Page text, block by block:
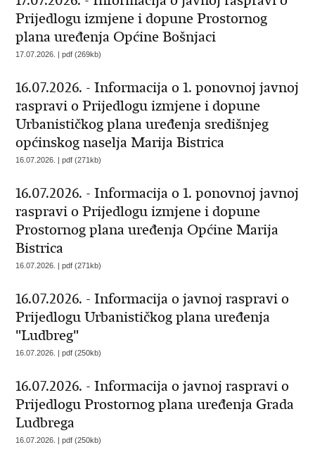
Prijedlogu izmjene i dopune Prostornog
plana uređenja Općine Bošnjaci
17.07.2026. | pdf (269kb)
16.07.2026. - Informacija o 1. ponovnoj javnoj
raspravi o Prijedlogu izmjene i dopune
Urbanističkog plana uređenja središnjeg
općinskog naselja Marija Bistrica
16.07.2026. | pdf (271kb)
16.07.2026. - Informacija o 1. ponovnoj javnoj
raspravi o Prijedlogu izmjene i dopune
Prostornog plana uređenja Općine Marija
Bistrica
16.07.2026. | pdf (271kb)
16.07.2026. - Informacija o javnoj raspravi o
Prijedlogu Urbanističkog plana uređenja
"Ludbreg"
16.07.2026. | pdf (250kb)
16.07.2026. - Informacija o javnoj raspravi o
Prijedlogu Prostornog plana uređenja Grada
Ludbrega
16.07.2026. | pdf (250kb)